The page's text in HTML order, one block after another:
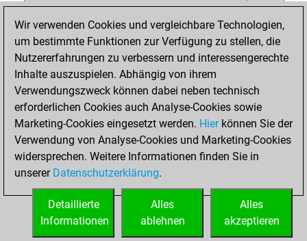
Matt auf vollem Brett
0
Bauer setzt Matt
0
Erstickte Matts
Unterverwandlungen
Türme auf der siebten
0
STARTSEITE
Wir verwenden Cookies und vergleichbare Technologien,
um bestimmte Funktionen zur Verfügung zu stellen, die
Nutzererfahrungen zu verbessern und interessengerechte
Inhalte auszuspielen. Abhängig von ihrem
Verwendungszweck können dabei neben technisch
erforderlichen Cookies auch Analyse-Cookies sowie
Marketing-Cookies eingesetzt werden. Hierkönnen Sie der
Verwendung von Analyse-Cookies und Marketing-Cookies
widersprechen. Weitere Informationen finden Sie in
unserer Datenschutzerklärung.
Alles
akzeptieren
Alles
ablehnen
Detaillierte
Informationen